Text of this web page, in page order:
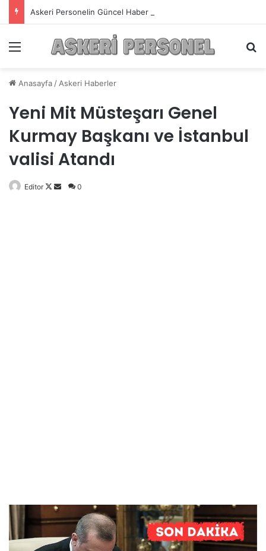
Askeri Personelin Güncel Haber ve Bilgi Sitesi.
Anasayfa / Askeri Haberler
Yeni Mit Müsteşarı Genel
Kurmay Başkanı ve İstanbul
valisi Atandı
Editor
Follow
Bir
0